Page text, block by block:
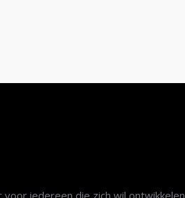
iedereen die zich wil ontwikkelen